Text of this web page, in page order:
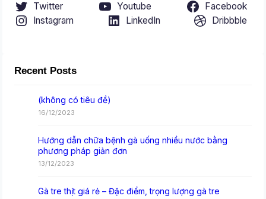
Twitter Youtube
Facebook
Instagram
LinkedIn Dribbble
Recent Posts
(không có tiêu đề)
16/12/2023
Hướng dẫn chữa bệnh gà uống nhiều nước bằng
phương pháp giản đơn
13/12/2023
Gà tre thịt giá rẻ – Đặc điểm, trọng lượng gà tre